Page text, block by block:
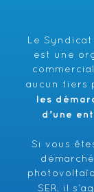
Le
est une
aucun tiers
les
d’une
Si vous
SER, il